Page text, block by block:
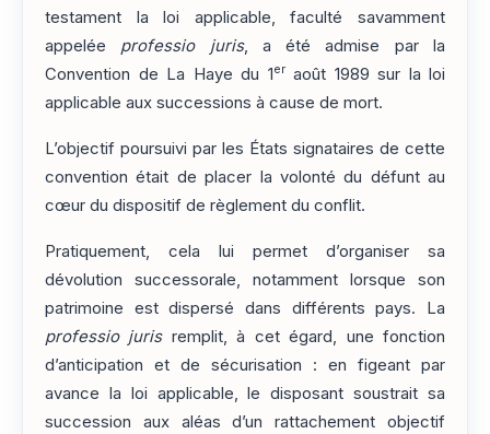
testament la loi applicable, faculté savamment
appelée professio juris, a été admise par la
Convention de La Haye du 1eraoût 1989 sur la loi
applicable aux successions à cause de mort.
L’objectif poursuivi par les États signataires de cette
convention était de placer la volonté du défunt au
cœur du dispositif de règlement du conflit.
Pratiquement, cela lui permet d’organiser sa
dévolution successorale, notamment lorsque son
patrimoine est dispersé dans différents pays. La
professio jurisremplit, à cet égard, une fonction
d’anticipation et de sécurisation : en figeant par
avance la loi applicable, le disposant soustrait sa
succession aux aléas d’un rattachement objectif